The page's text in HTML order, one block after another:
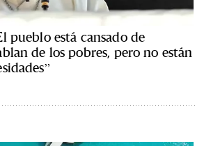
pueblo está cansado de
de los pobres, pero no están